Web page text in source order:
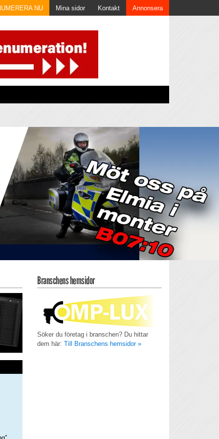
NU Mina sidor Kontakt Annonsera
Branschens hemsidor
Söker du företag i branschen? Du hittar
dem här: Till Branschens hemsidor »